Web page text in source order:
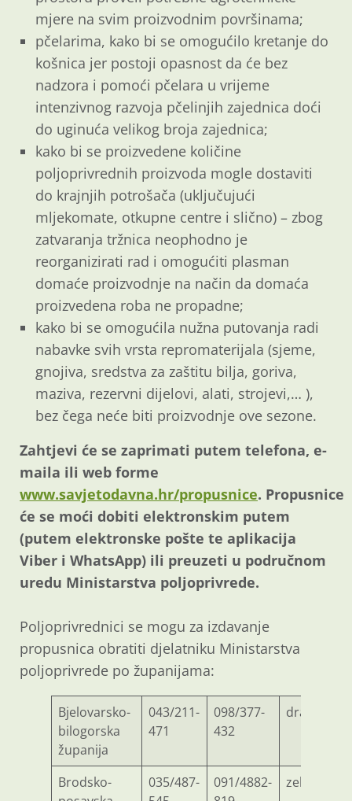
mjere na svim proizvodnim površinama;
pčelarima, kako bi se omogućilo kretanje do
košnica jer postoji opasnost da će bez
nadzora i pomoći pčelara u vrijeme
intenzivnog razvoja pčelinjih zajednica doći
do uginuća velikog broja zajednica;
kako bi se proizvedene količine
poljoprivrednih proizvoda mogle dostaviti
do krajnjih potrošača (uključujući
mljekomate, otkupne centre i slično) – zbog
zatvaranja tržnica neophodno je
reorganizirati rad i omogućiti plasman
domaće proizvodnje na način da domaća
proizvedena roba ne propadne;
kako bi se omogućila nužna putovanja radi
nabavke svih vrsta repromaterijala (sjeme,
gnojiva, sredstva za zaštitu bilja, goriva,
maziva, rezervni dijelovi, alati, strojevi,… ),
bez čega neće biti proizvodnje ove sezone.
Zahtjevi će se zaprimati putem telefona, e-
maila ili web forme
www.savjetodavna.hr/propusnice. Propusnice
će se moći dobiti elektronskim putem
(putem elektronske pošte te aplikacija
Viber i WhatsApp) ili preuzeti u područnom
uredu Ministarstva poljoprivrede.
Poljoprivrednici se mogu za izdavanje
propusnica obratiti djelatniku Ministarstva
poljoprivrede po županijama:
Bjelovarsko-
bilogorska
županija
043/211-
471
098/377-
432
Brodsko-
035/487-
091/4882-